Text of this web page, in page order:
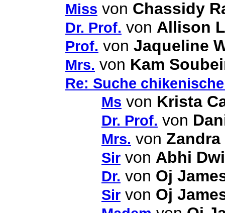
Miss von Chassidy
Dr. Prof. von Allison
Prof. von Jaqueline
Mrs. von Kam
Re: Suche
Ms von Krista
Dr. Prof. von
Mrs. von
Sir von Abhi
Dr. von Oj
Sir von Oj